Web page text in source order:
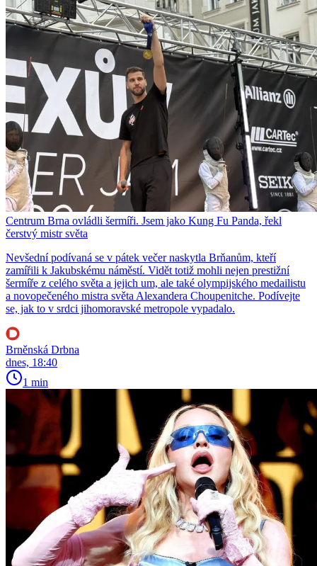
Centrum Brna ovládli šermíři. Jsem jako Kung Fu Panda, řekl
čerstvý mistr světa
Nevšední podívaná se v pátek večer naskytla Brňanům, kteří
zamířili k Jakubskému náměstí. Vidět totiž mohli nejen prestižní
šermíře z celého světa a jejich um, ale také olympijského medailistu
a novopečeného mistra světa Alexandera Choupenitche. Podívejte
se, jak to v srdci jihomoravské metropole vypadalo.
Brněnská Drbna
dnes, 18:40
1 min